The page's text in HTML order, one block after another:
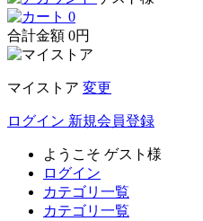
0
合計金額 0円
マイストア 変更
ログイン 新規会員登録
ようこそ ゲスト様
ログイン
カテゴリ一覧
カテゴリ一覧